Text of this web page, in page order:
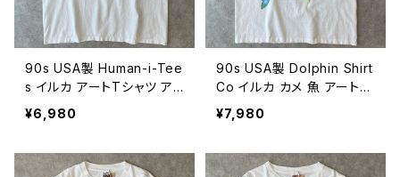
90s USA製 Human-i-Tee
s イルカ アートTシャツ ア
ニマル ヴィンテージ シング
ルステッチ 動物 絶滅危惧
ージ XL 26080612
¥6,980
90s USA製 Dolphin Shirt
Co イルカ カメ 魚 アートT
シャツ アニマル ヴィンテー
ジ シングルステッチ 亀 動
白 ホワイト L 26080611
¥7,980